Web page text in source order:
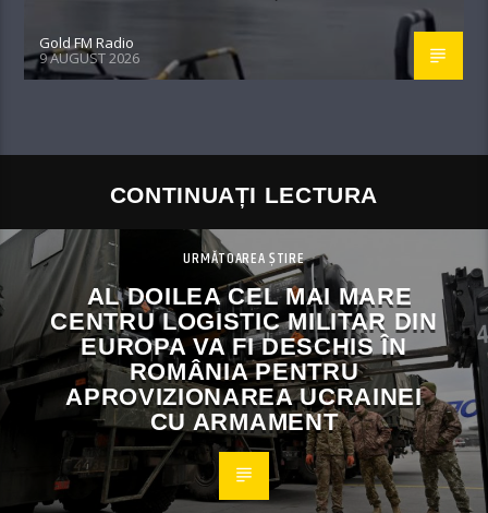
Gold FM Radio
9 AUGUST 2026
CONTINUAȚI LECTURA
URMĂTOAREA ȘTIRE
AL DOILEA CEL MAI MARE
CENTRU LOGISTIC MILITAR DIN
EUROPA VA FI DESCHIS ÎN
ROMÂNIA PENTRU
APROVIZIONAREA UCRAINEI
CU ARMAMENT